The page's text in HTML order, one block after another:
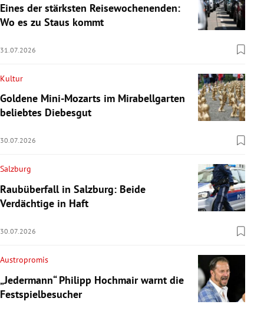
Eines der stärksten Reisewochenenden:
Wo es zu Staus kommt
31.07.2026
Kultur
Goldene Mini-Mozarts im Mirabellgarten
beliebtes Diebesgut
30.07.2026
Salzburg
Raubüberfall in Salzburg: Beide
Verdächtige in Haft
30.07.2026
Austropromis
„Jedermann“ Philipp Hochmair warnt die
Festspielbesucher